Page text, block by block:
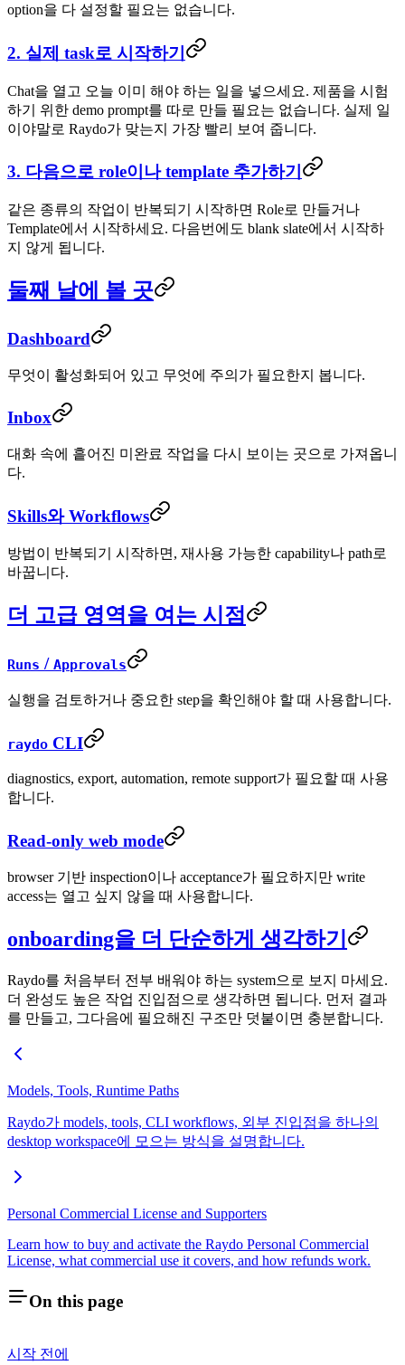
option을 다 설정할 필요는 없습니다.
2. 실제 task로 시작하기
Chat을 열고 오늘 이미 해야 하는 일을 넣으세요. 제품을 시험
하기 위한 demo prompt를 따로 만들 필요는 없습니다. 실제 일
이야말로 Raydo가 맞는지 가장 빨리 보여 줍니다.
3. 다음으로 role이나 template 추가하기
같은 종류의 작업이 반복되기 시작하면 Role로 만들거나
Template에서 시작하세요. 다음번에도 blank slate에서 시작하
지 않게 됩니다.
둘째 날에 볼 곳
Dashboard
무엇이 활성화되어 있고 무엇에 주의가 필요한지 봅니다.
Inbox
대화 속에 흩어진 미완료 작업을 다시 보이는 곳으로 가져옵니
다.
Skills와 Workflows
방법이 반복되기 시작하면, 재사용 가능한 capability나 path로
바꿉니다.
더 고급 영역을 여는 시점
Runs / Approvals
실행을 검토하거나 중요한 step을 확인해야 할 때 사용합니다.
raydo CLI
diagnostics, export, automation, remote support가 필요할 때 사용
합니다.
Read-only web mode
browser 기반 inspection이나 acceptance가 필요하지만 write
access는 열고 싶지 않을 때 사용합니다.
onboarding을 더 단순하게 생각하기
Raydo를 처음부터 전부 배워야 하는 system으로 보지 마세요.
더 완성도 높은 작업 진입점으로 생각하면 됩니다. 먼저 결과
를 만들고, 그다음에 필요해진 구조만 덧붙이면 충분합니다.
Models, Tools, Runtime Paths
Raydo가 models, tools, CLI workflows, 외부 진입점을 하나의
desktop workspace에 모으는 방식을 설명합니다.
Personal Commercial License and Supporters
Learn how to buy and activate the Raydo Personal Commercial
License, what commercial use it covers, and how refunds work.
On this page
시작 전에